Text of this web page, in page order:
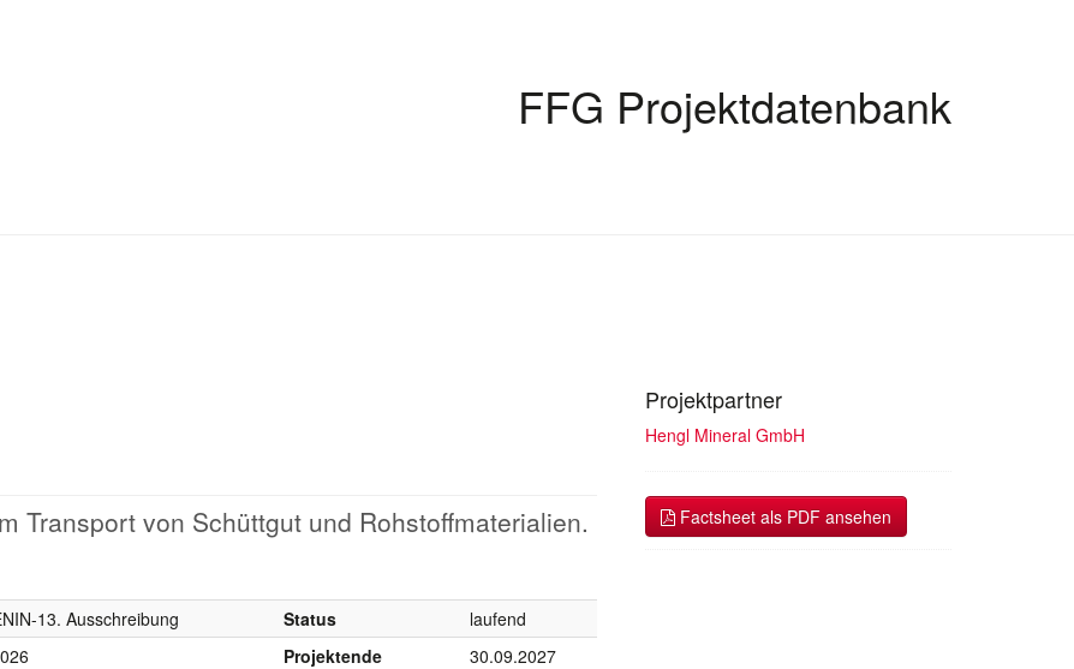
FFG Projektdatenbank
Transport von Schüttgut und Rohstoffmaterialien.
13. Ausschreibung Status
laufend
Projektende
30.09.2027
Projektpartner
Hengl Mineral GmbH
Factsheet als PDF ansehen